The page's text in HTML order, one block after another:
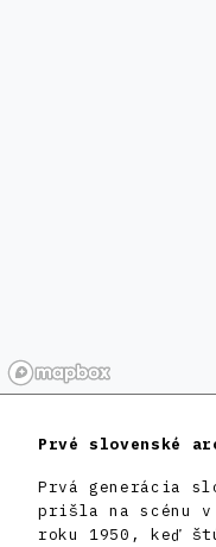
Prvé slovenské
Prvá generácia
prišla na scénu
roku 1950, keď